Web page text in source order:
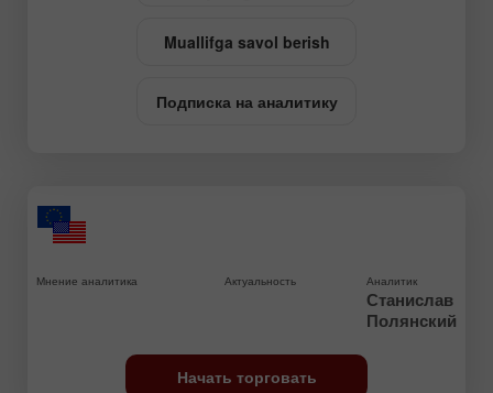
Muallifga savol berish
Подписка на аналитику
Мнение аналитика Актуальность Аналитик
Станислав
Полянский
Начать торговать